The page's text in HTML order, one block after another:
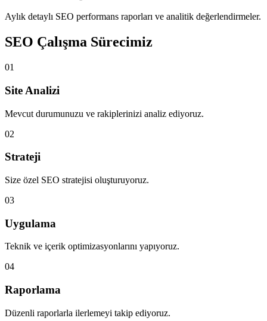
Aylık detaylı SEO performans raporları ve analitik değerlendirmeler.
SEO Çalışma Sürecimiz
01
Site Analizi
Mevcut durumunuzu ve rakiplerinizi analiz ediyoruz.
02
Strateji
Size özel SEO stratejisi oluşturuyoruz.
03
Uygulama
Teknik ve içerik optimizasyonlarını yapıyoruz.
04
Raporlama
Düzenli raporlarla ilerlemeyi takip ediyoruz.